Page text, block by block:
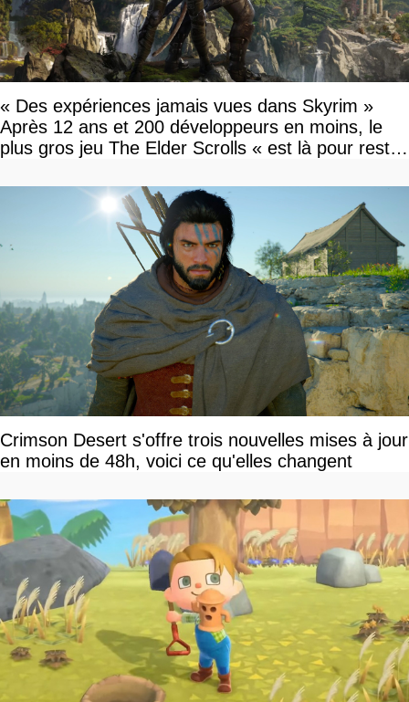
« Des expériences jamais vues dans Skyrim »
Après 12 ans et 200 développeurs en moins, le
plus gros jeu The Elder Scrolls « est là pour rester
Crimson Desert s'offre trois nouvelles mises à jour
en moins de 48h, voici ce qu'elles changent